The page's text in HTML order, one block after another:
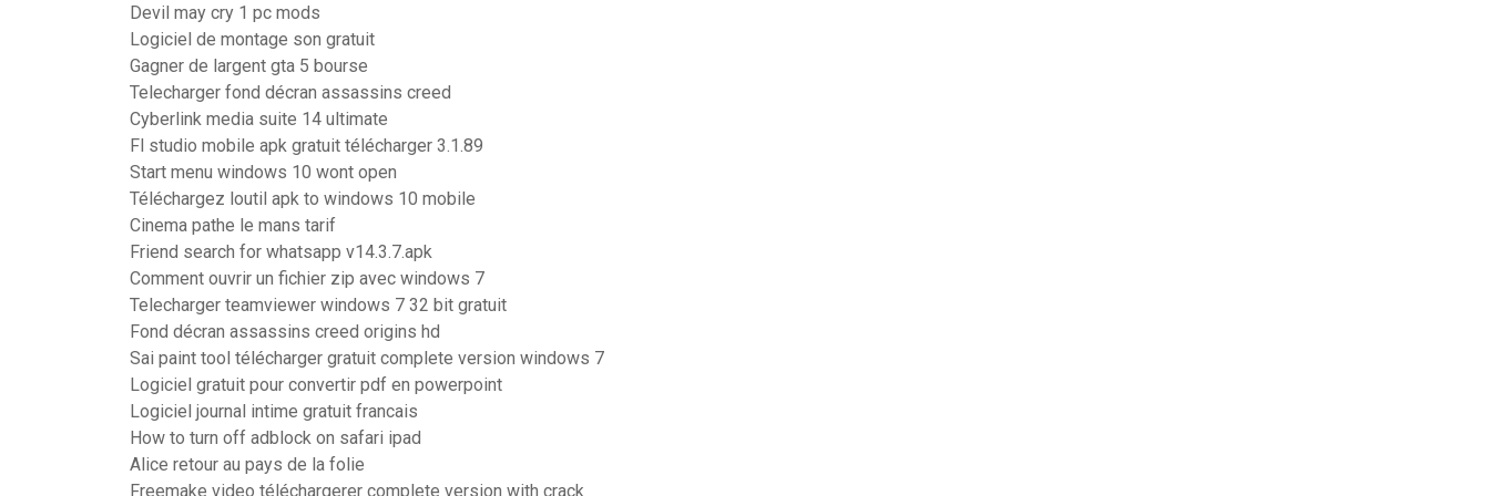
Devil may cry 1 pc mods
Logiciel de montage son gratuit
Gagner de largent gta 5 bourse
Telecharger fond décran assassins creed
Cyberlink media suite 14 ultimate
Fl studio mobile apk gratuit télécharger 3.1.89
Start menu windows 10 wont open
Téléchargez loutil apk to windows 10 mobile
Cinema pathe le mans tarif
Friend search for whatsapp v14.3.7.apk
Comment ouvrir un fichier zip avec windows 7
Telecharger teamviewer windows 7 32 bit gratuit
Fond décran assassins creed origins hd
Sai paint tool télécharger gratuit complete version windows 7
Logiciel gratuit pour convertir pdf en powerpoint
Logiciel journal intime gratuit francais
How to turn off adblock on safari ipad
Alice retour au pays de la folie
Freemake video téléchargerer complete version with crack